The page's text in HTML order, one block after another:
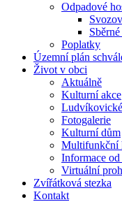
Odpadové
Poplatky
Územní plán
Život v obci
Aktuálně
Kulturní akce
Fotogalerie
Kulturní dům
Multifunkční
Informace od
Virtuální
Zvířátková stezka
Kontakt